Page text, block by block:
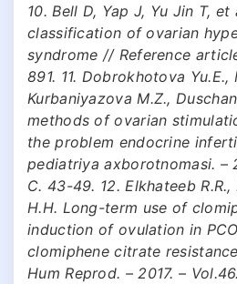
10. Bell D, Yap J, Yu Jin T,
classification of ovarian
syndrome // Reference
891. 11. Dobrokhotova Yu.E.,
Kurbaniyazova M.Z.,
methods of ovarian
the problem endocrine
pediatriya axborotnomasi.
С. 43-49. 12. Elkhаteeb R.R.,
H.H. Long-term use of
induction of ovulаtion in
clomiphene citrаte
Hum Reprod. – 2017. –